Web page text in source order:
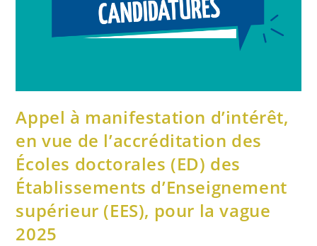
Appel à manifestation d’intérêt,
en vue de l’accréditation des
Écoles doctorales (ED) des
Établissements d’Enseignement
supérieur (EES), pour la vague
2025